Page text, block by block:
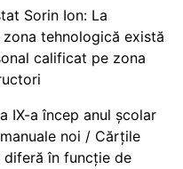
Sorin Ion: La
tehnologică există
calificat pe zona
IX-a încep anul școlar
noi / Cărțile
în funcție de